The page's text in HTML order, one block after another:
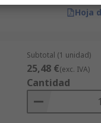
Hoja
Subtotal (1 unidad)
25,48 €(exc. IVA)
Cantidad